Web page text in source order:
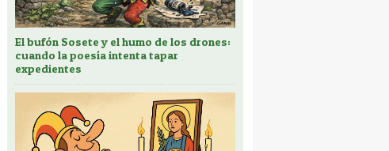
El bufón Sosete y el humo de los drones:
cuando la poesía intenta tapar
expedientes